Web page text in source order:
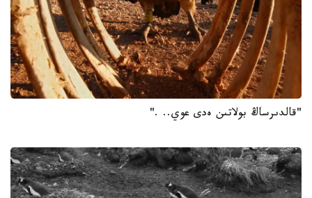
"قالدىرساڭ بولاتىن ەدى عوي.. ."